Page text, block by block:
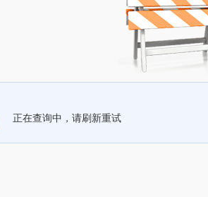
正在查询中，请刷新重试